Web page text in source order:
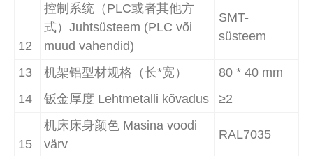
12
控制系统（PLC或者其他方
式）Juhtsüsteem (PLC või
muud vahendid)
SMT-
süsteem
13 机架铝型材规格（长*宽）
80 * 40 mm
14
钣金厚度 Lehtmetalli kõvadus ≥2
15
机床床身颜色 Masina voodi
värv
RAL7035